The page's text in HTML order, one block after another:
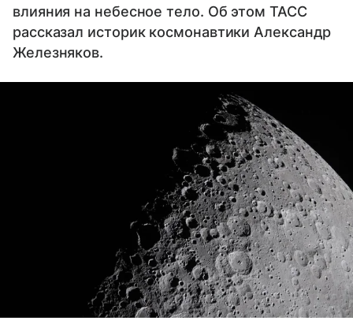
влияния на небесное тело. Об этом ТАСС
рассказал историк космонавтики Александр
Железняков.